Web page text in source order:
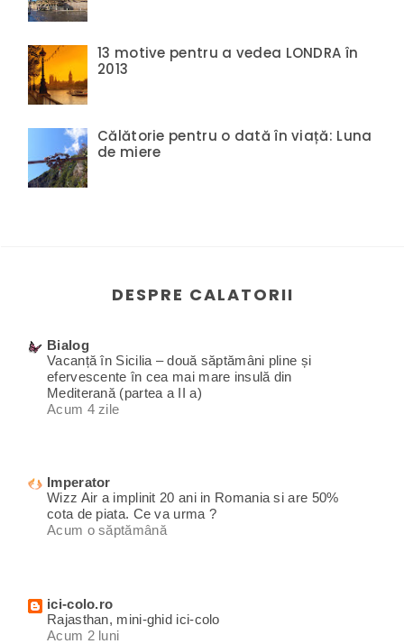
13 motive pentru a vedea LONDRA în
2013
Călătorie pentru o dată în viață: Luna
de miere
DESPRE CALATORII
Bialog
Vacanță în Sicilia – două săptămâni pline și
efervescente în cea mai mare insulă din
Mediterană (partea a II a)
Acum 4 zile
Imperator
Wizz Air a implinit 20 ani in Romania si are 50%
cota de piata. Ce va urma ?
Acum o săptămână
ici-colo.ro
Rajasthan, mini-ghid ici-colo
Acum 2 luni